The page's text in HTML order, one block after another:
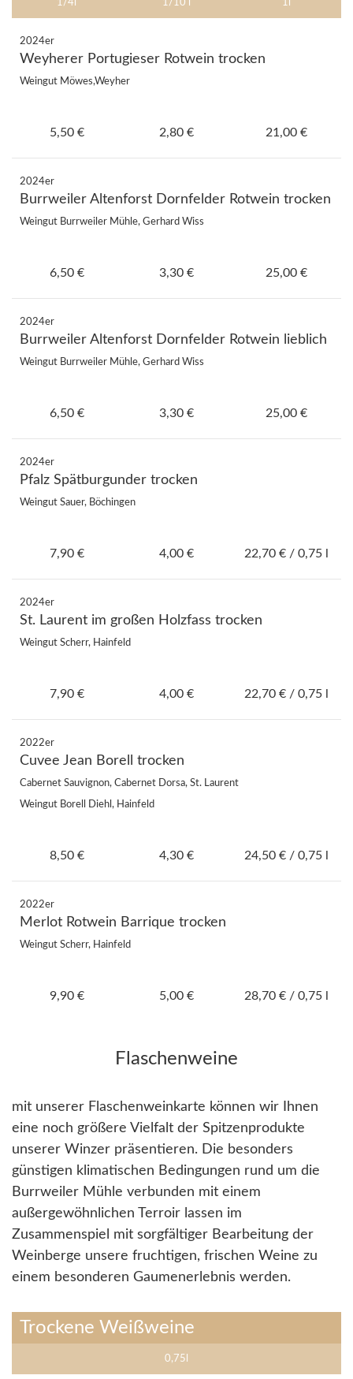
1/4l 1/10 l 1l
2024er
Weyherer Portugieser Rotwein trocken
Weingut Möwes,Weyher
5,50 € 2,80 € 21,00 €
2024er
Burrweiler Altenforst Dornfelder Rotwein trocken
Weingut Burrweiler Mühle, Gerhard Wiss
6,50 € 3,30 € 25,00 €
2024er
Burrweiler Altenforst Dornfelder Rotwein lieblich
Weingut Burrweiler Mühle, Gerhard Wiss
6,50 € 3,30 € 25,00 €
2024er
Pfalz Spätburgunder trocken
Weingut Sauer, Böchingen
7,90 € 4,00 € 22,70 € / 0,75 l
2024er
St. Laurent im großen Holzfass trocken
Weingut Scherr, Hainfeld
7,90 € 4,00 € 22,70 € / 0,75 l
2022er
Cuvee Jean Borell trocken
Cabernet Sauvignon, Cabernet Dorsa, St. Laurent
Weingut Borell Diehl, Hainfeld
8,50 € 4,30 € 24,50 € / 0,75 l
2022er
Merlot Rotwein Barrique trocken
Weingut Scherr, Hainfeld
9,90 € 5,00 € 28,70 € / 0,75 l
Flaschenweine
mit unserer Flaschenweinkarte können wir Ihnen
eine noch größere Vielfalt der Spitzenprodukte
unserer Winzer präsentieren. Die besonders
günstigen klimatischen Bedingungen rund um die
Burrweiler Mühle verbunden mit einem
außergewöhnlichen Terroir lassen im
Zusammenspiel mit sorgfältiger Bearbeitung der
Weinberge unsere fruchtigen, frischen Weine zu
einem besonderen Gaumenerlebnis werden.
Trockene Weißweine
0,75l